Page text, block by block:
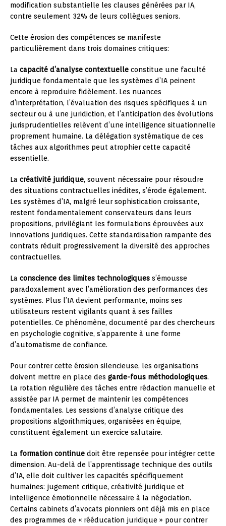
modification substantielle les clauses générées par IA,
contre seulement 32% de leurs collègues seniors.
Cette érosion des compétences se manifeste
particulièrement dans trois domaines critiques:
La capacité d’analyse contextuelle constitue une faculté
juridique fondamentale que les systèmes d’IA peinent
encore à reproduire fidèlement. Les nuances
d’interprétation, l’évaluation des risques spécifiques à un
secteur ou à une juridiction, et l’anticipation des évolutions
jurisprudentielles relèvent d’une intelligence situationnelle
proprement humaine. La délégation systématique de ces
tâches aux algorithmes peut atrophier cette capacité
essentielle.
La créativité juridique, souvent nécessaire pour résoudre
des situations contractuelles inédites, s’érode également.
Les systèmes d’IA, malgré leur sophistication croissante,
restent fondamentalement conservateurs dans leurs
propositions, privilégiant les formulations éprouvées aux
innovations juridiques. Cette standardisation rampante des
contrats réduit progressivement la diversité des approches
contractuelles.
La conscience des limites technologiques s’émousse
paradoxalement avec l’amélioration des performances des
systèmes. Plus l’IA devient performante, moins ses
utilisateurs restent vigilants quant à ses failles
potentielles. Ce phénomène, documenté par des chercheurs
en psychologie cognitive, s’apparente à une forme
d’automatisme de confiance.
Pour contrer cette érosion silencieuse, les organisations
doivent mettre en place des garde-fous méthodologiques.
La rotation régulière des tâches entre rédaction manuelle et
assistée par IA permet de maintenir les compétences
fondamentales. Les sessions d’analyse critique des
propositions algorithmiques, organisées en équipe,
constituent également un exercice salutaire.
La formation continue doit être repensée pour intégrer cette
dimension. Au-delà de l’apprentissage technique des outils
d’IA, elle doit cultiver les capacités spécifiquement
humaines: jugement critique, créativité juridique et
intelligence émotionnelle nécessaire à la négociation.
Certains cabinets d’avocats pionniers ont déjà mis en place
des programmes de « rééducation juridique » pour contrer